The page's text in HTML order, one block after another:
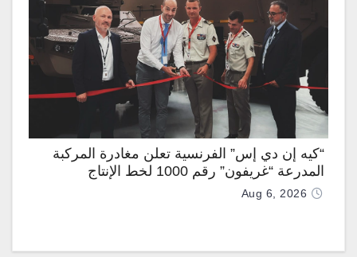
“كيه إن دي إس” الفرنسية تعلن مغادرة المركبة
المدرعة “غريفون” رقم 1000 لخط الإنتاج
Aug 6, 2026